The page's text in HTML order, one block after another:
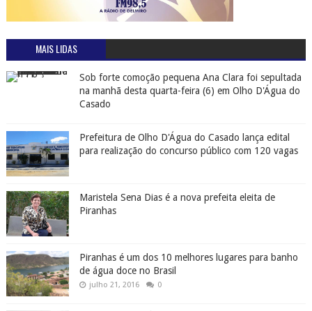
MAIS LIDAS
Sob forte comoção pequena Ana Clara foi sepultada
na manhã desta quarta-feira (6) em Olho D'Água do
Casado
Prefeitura de Olho D'Água do Casado lança edital
para realização do concurso público com 120 vagas
Maristela Sena Dias é a nova prefeita eleita de
Piranhas
Piranhas é um dos 10 melhores lugares para banho
de água doce no Brasil
julho 21, 2016 0